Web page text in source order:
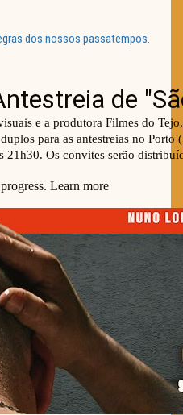
dos nossos passatempos.